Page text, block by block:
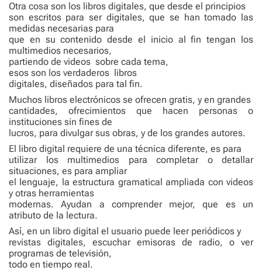
Otra cosa son los libros digitales, que desde el principios
son escritos para ser digitales, que se han tomado las
medidas necesarias para
que en su contenido desde el inicio al fin tengan los
multimedios necesarios,
partiendo de videos sobre cada tema,
esos son los verdaderos libros
digitales, diseñados para tal fin.
Muchos libros electrónicos se ofrecen gratis, y en grandes
cantidades, ofrecimientos que hacen personas o
instituciones sin fines de
lucros, para divulgar sus obras, y de los grandes autores.
El libro digital requiere de una técnica diferente, es para
utilizar los multimedios para completar o detallar
situaciones, es para ampliar
el lenguaje, la estructura gramatical ampliada con videos
y otras herramientas
modernas. Ayudan a comprender mejor, que es un
atributo de la lectura.
Así, en un libro digital el usuario puede leer periódicos y
revistas digitales, escuchar emisoras de radio, o ver
programas de televisión,
todo en tiempo real.